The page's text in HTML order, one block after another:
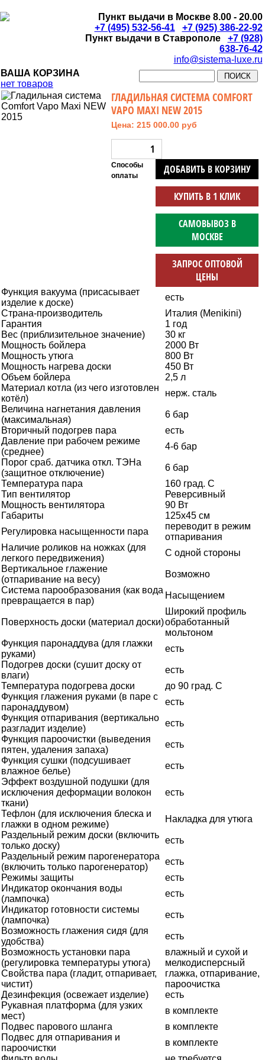
Пункт выдачи в Москве 8.00 - 20.00
+7 (495) 532-56-41
+7 (925) 386-22-92
Пункт выдачи в Ставрополе
+7 (928)
638-76-42
info@sistema-luxe.ru
ВАША КОРЗИНА
нет товаров
ГЛАДИЛЬНАЯ СИСТЕМА COMFORT
VAPO MAXI NEW 2015
Цена: 215 000.00 руб
ДОБАВИТЬ В КОРЗИНУ
КУПИТЬ В 1 КЛИК
САМОВЫВОЗ В
МОСКВЕ
ЗАПРОС ОПТОВОЙ
ЦЕНЫ
Способы
оплаты
Функция вакуума (присасывает
изделие к доске)
есть
Страна-производитель
Италия (Menikini)
Гарантия
1 год
Вес (приблизительное значение)
30 кг
Мощность бойлера
2000 Вт
Мощность утюга
800 Вт
Мощность нагрева доски
450 Вт
Объем бойлера
2,5 л
Материал котла (из чего изготовлен
котёл)
нерж. сталь
Величина нагнетания давления
(максимальная)
6 бар
Вторичный подогрев пара
есть
Давление при рабочем режиме
(среднее)
4-6 бар
Порог сраб. датчика откл. ТЭНа
(защитное отключение)
6 бар
Температура пара
160 град. С
Тип вентилятор
Реверсивный
Мощность вентилятора
90 Вт
Габариты
125х45 см
Регулировка насыщенности пара
переводит в режим
отпаривания
Наличие роликов на ножках (для
легкого передвижения)
С одной стороны
Вертикальное глажение
(отпаривание на весу)
Возможно
Система парообразования (как вода
превращается в пар)
Насыщением
Поверхность доски (материал доски)
Широкий профиль
обработанный
мольтоном
Функция паронаддува (для глажки
руками)
есть
Подогрев доски (сушит доску от
влаги)
есть
Температура подогрева доски
до 90 град. С
Функция глажения руками (в паре с
паронаддувом)
есть
Функция отпаривания (вертикально
разгладит изделие)
есть
Функция пароочистки (выведения
пятен, удаления запаха)
есть
Функция сушки (подсушивает
влажное белье)
есть
Эффект воздушной подушки (для
исключения деформации волокон
ткани)
есть
Тефлон (для исключения блеска и
глажки в одном режиме)
Накладка для утюга
Раздельный режим доски (включить
только доску)
есть
Раздельный режим парогенератора
(включить только парогенератор)
есть
Режимы защиты
есть
Индикатор окончания воды
(лампочка)
есть
Индикатор готовности системы
(лампочка)
есть
Возможность глажения сидя (для
удобства)
есть
Возможность установки пара
(регулировка температуры утюга)
влажный и сухой и
мелкодисперсный
Свойства пара (гладит, отпаривает,
чистит)
глажка, отпаривание,
пароочистка
Дезинфекция (освежает изделие)
есть
Рукавная платформа (для узких
мест)
в комплекте
Подвес парового шланга
в комплекте
Подвес для отпаривания и
пароочистки
в комплекте